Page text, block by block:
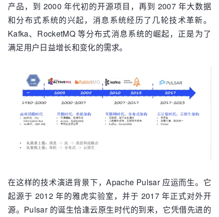
产品，到 2000 年代初的开源项目，再到 2007 年大数据
和分布式系统的兴起，消息系统经历了几轮技术革新。
Kafka、RocketMQ 等分布式消息系统的崛起，正是为了
满足用户日益增长和变化的需求。
在这样的技术演进背景下，Apache Pulsar 应运而生。它
起源于 2012 年的雅虎实验室，并于 2017 年正式对外开
源。Pulsar 的诞生恰逢云原生时代的到来，它凭借先进的